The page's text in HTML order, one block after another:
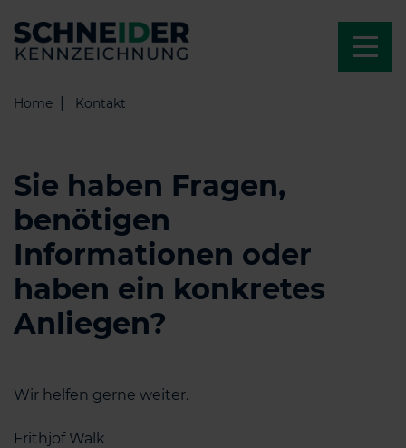
Home Kontakt
Sie haben Fragen,
benötigen
Informationen oder
haben ein konkretes
Anliegen?
Wir helfen gerne weiter.
Frithjof Walk